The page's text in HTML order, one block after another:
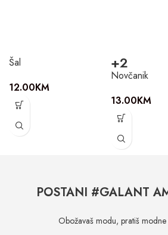
Šal
12.00KM
+2
Novčanik
13.00KM
POSTANI #GALANT
Obožavaš modu, pratiš